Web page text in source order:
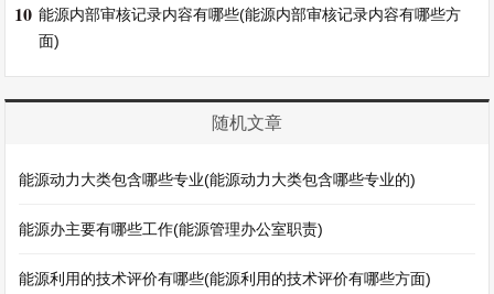
10 能源内部审核记录内容有哪些(能源内部审核记录内容有哪些方
面)
随机文章
能源动力大类包含哪些专业(能源动力大类包含哪些专业的)
能源办主要有哪些工作(能源管理办公室职责)
能源利用的技术评价有哪些(能源利用的技术评价有哪些方面)